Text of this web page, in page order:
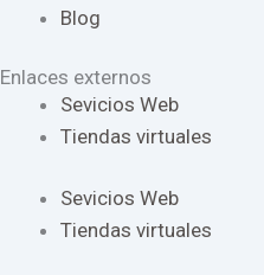
Blog
Enlaces externos
Sevicios Web
Tiendas virtuales
Sevicios Web
Tiendas virtuales